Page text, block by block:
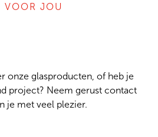
VOOR JOU
onze glasproducten, of heb je
project? Neem gerust contact
je met veel plezier.